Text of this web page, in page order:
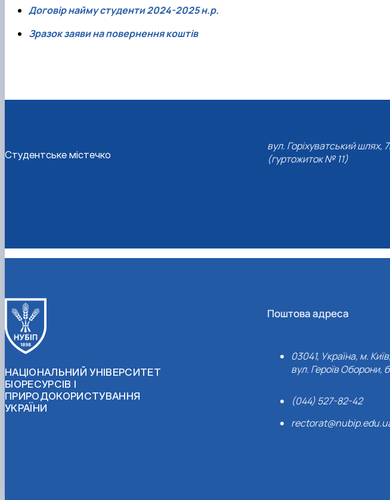
Договір найму студенти 2024-2025 н.р.
Зразок заяви на повернення коштів
Студентське містечко
вул. Горіхуватський шлях,
(гуртожиток № 11)
НАЦІОНАЛЬНИЙ УНІВЕРСИТЕТ
БІОРЕСУРСІВ І
ПРИРОДОКОРИСТУВАННЯ
УКРАЇНИ
Поштова адреса
03041, Україна, м. Київ,
вул. Героїв Оборони,
(044) 527-82-42